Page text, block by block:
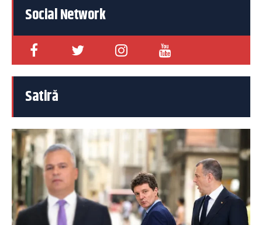
Social Network
Satiră